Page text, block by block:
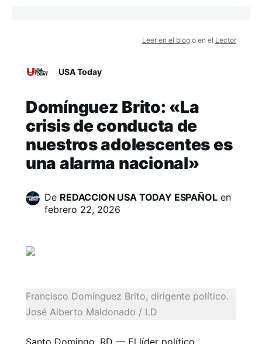
Leer en el blog o en el Lector
USA Today
Domínguez Brito: «La
crisis de conducta de
nuestros adolescentes es
una alarma nacional»
De REDACCION USA TODAY ESPAÑOLen
febrero 22, 2026
Francisco Domínguez Brito, dirigente político.
José Alberto Maldonado / LD
Santo Domingo, RD — El líder político